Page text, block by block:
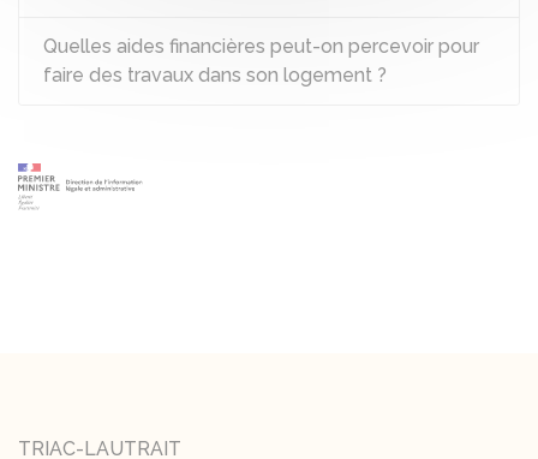
Quelles aides financières peut-on percevoir pour
faire des travaux dans son logement ?
TRIAC-LAUTRAIT